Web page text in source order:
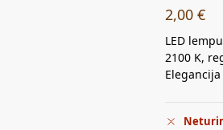
2,00€
LED
2100 K,